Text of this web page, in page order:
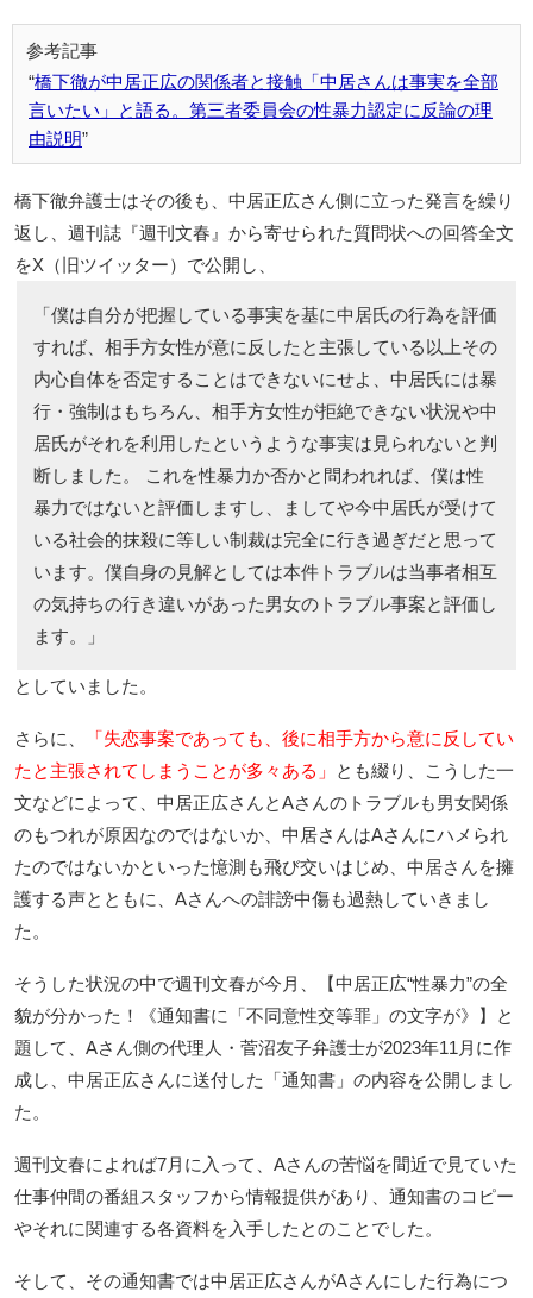
橋下徹が中居正広の関係者と接触「中居さんは事実を全部
言いたい」と語る。第三者委員会の性暴力認定に反論の理
由説明
橋下徹弁護士はその後も、中居正広さん側に立った発言を繰り
返し、週刊誌『週刊文春』から寄せられた質問状への回答全文
をX（旧ツイッター）で公開し、
「僕は自分が把握している事実を基に中居氏の行為を評価
すれば、相手方女性が意に反したと主張している以上その
内心自体を否定することはできないにせよ、中居氏には暴
行・強制はもちろん、相手方女性が拒絶できない状況や中
居氏がそれを利用したというような事実は見られないと判
断しました。 これを性暴力か否かと問われれば、僕は性
暴力ではないと評価しますし、ましてや今中居氏が受けて
いる社会的抹殺に等しい制裁は完全に行き過ぎだと思って
います。僕自身の見解としては本件トラブルは当事者相互
の気持ちの行き違いがあった男女のトラブル事案と評価し
ます。」
としていました。
さらに、
「失恋事案であっても、後に相手方から意に反してい
たと主張されてしまうことが多々ある」
とも綴り、こうした一
文などによって、中居正広さんとAさんのトラブルも男女関係
のもつれが原因なのではないか、中居さんはAさんにハメられ
たのではないかといった憶測も飛び交いはじめ、中居さんを擁
護する声とともに、Aさんへの誹謗中傷も過熱していきまし
た。
そうした状況の中で週刊文春が今月、【中居正広“性暴力”の全
貌が分かった！《通知書に「不同意性交等罪」の文字が》】と
題して、Aさん側の代理人・菅沼友子弁護士が2023年11月に作
成し、中居正広さんに送付した「通知書」の内容を公開しまし
た。
週刊文春によれば7月に入って、Aさんの苦悩を間近で見ていた
仕事仲間の番組スタッフから情報提供があり、通知書のコピー
やそれに関連する各資料を入手したとのことでした。
そして、その通知書では中居正広さんがAさんにした行為につ